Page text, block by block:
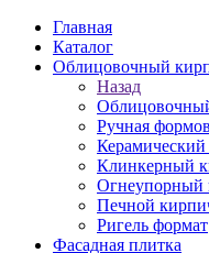
Главная
Каталог
Облицовочный
Назад
Ручная
Клинкерный
Огнеупорный
Печной
Ригель формат
Фасадная плитка